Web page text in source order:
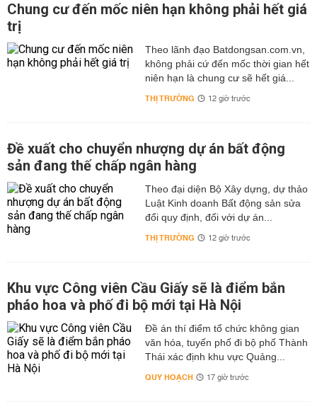
Chung cư đến mốc niên hạn không phải hết giá
trị
Theo lãnh đạo Batdongsan.com.vn,
không phải cứ đến mốc thời gian hết
niên hạn là chung cư sẽ hết giá...
THỊ TRƯỜNG 12 giờ trước
Đề xuất cho chuyển nhượng dự án bất động
sản đang thế chấp ngân hàng
Theo đại diện Bộ Xây dựng, dự thảo
Luật Kinh doanh Bất động sản sửa
đổi quy định, đối với dự án...
THỊ TRƯỜNG 12 giờ trước
Khu vực Công viên Cầu Giấy sẽ là điểm bắn
pháo hoa và phố đi bộ mới tại Hà Nội
Đề án thí điểm tổ chức không gian
văn hóa, tuyến phố đi bộ phố Thành
Thái xác định khu vực Quảng...
QUY HOẠCH 17 giờ trước